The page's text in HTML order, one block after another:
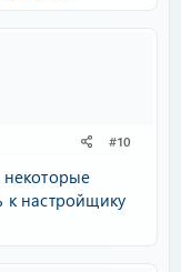
#10
некоторые
настройщику